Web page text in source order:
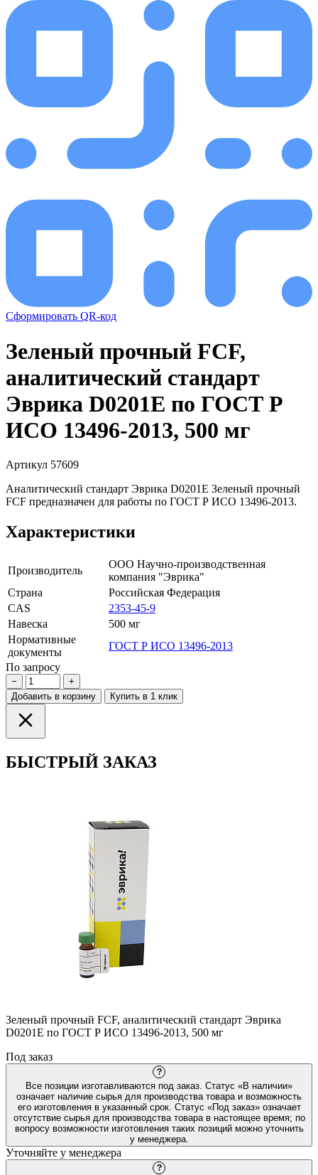
Сформировать QR-код
Зеленый прочный FCF,
аналитический стандарт
Эврика D0201E по ГОСТ Р
ИСО 13496-2013, 500 мг
Артикул 57609
Аналитический стандарт Эврика D0201E Зеленый прочный
FCF предназначен для работы по ГОСТ Р ИСО 13496-2013.
Характеристики
Производитель
ООО Научно-производственная
компания "Эврика"
Страна
Российская Федерация
CAS
2353-45-9
Навеска
500 мг
Нормативные
документы
ГОСТ Р ИСО 13496-2013
По запросу
−
+
Добавить в корзину
Купить в 1 клик
БЫСТРЫЙ ЗАКАЗ
Зеленый прочный FCF, аналитический стандарт Эврика
D0201E по ГОСТ Р ИСО 13496-2013, 500 мг
Под заказ
?
Все позиции изготавливаются под заказ. Статус «В наличии»
означает наличие сырья для производства товара и возможность
его изготовления в указанный срок. Статус «Под заказ» означает
отсутствие сырья для производства товара в настоящее время; по
вопросу возможности изготовления таких позиций можно уточнить
у менеджера.
Уточняйте у менеджера
?